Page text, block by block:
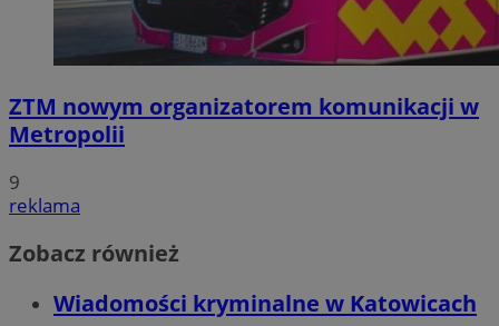
ZTM nowym organizatorem komunikacji w
Metropolii
9
reklama
Zobacz również
Wiadomości kryminalne w Katowicach